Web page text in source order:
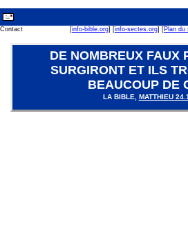
Contact [info-bible.org] [info-sectes.org] [Plan du
DE NOMBREUX FAUX
SURGIRONT ET ILS
BEAUCOUP DE
LA BIBLE, MATTHIEU